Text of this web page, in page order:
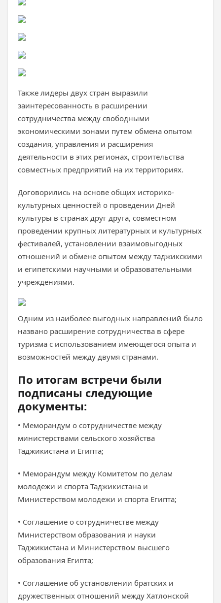
Также лидеры двух стран выразили
заинтересованность в расширении
сотрудничества между свободными
экономическими зонами путем обмена опытом
создания, управления и расширения
деятельности в этих регионах, строительства
совместных предприятий на их территориях.
Договорились на основе общих историко-
культурных ценностей о проведении Дней
культуры в странах друг друга, совместном
проведении крупных литературных и культурных
фестивалей, установлении взаимовыгодных
отношений и обмене опытом между таджикскими
и египетскими научными и образовательными
учреждениями.
Одним из наиболее выгодных направлений было
названо расширение сотрудничества в сфере
туризма с использованием имеющегося опыта и
возможностей между двумя странами.
По итогам встречи были
подписаны следующие
документы:
• Меморандум о сотрудничестве между
министерствами сельского хозяйства
Таджикистана и Египта;
• Меморандум между Комитетом по делам
молодежи и спорта Таджикистана и
Министерством молодежи и спорта Египта;
• Соглашение о сотрудничестве между
Министерством образования и науки
Таджикистана и Министерством высшего
образования Египта;
• Соглашение об установлении братских и
дружественных отношений между Хатлонской